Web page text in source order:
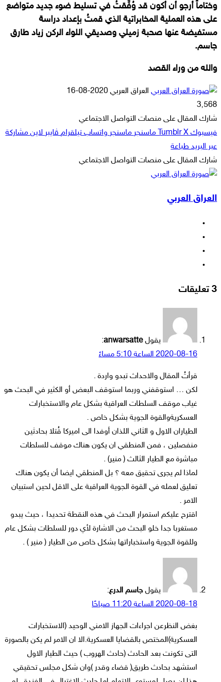
وختاماً أرجو أن أكون قد وُفِّقتُ في تسليط ضوء جديد متواضع
على هذه العملية المخابراتية الذي قمتُ بإعداد دراسة
مستفيضة عنها صحبة زميلي وصديقي اللواء الركن زياد طارق
جاسم.
والله من وراء القصد
العراق العربي أرسل
إلكترونيا
2020-08-16
3٬568
شارك المقال على منصات التواصل الاجتماعي
فيسبوك ‫X ماسنجر ماسنجر واتساب تيلقرام ڤايبر لاين مشاركة
عبر البريد طباعة
شارك المقال على منصات التواصل الاجتماعي
فيسبوك
‫X
ماسنجر
ماسنجر
واتساب
تيلقرام
ڤايبر
لاين
مشاركة
البريد
طباعة
العراق العربي
‫3 تعليقات
يقول anwarsatte
:
2020-08-16 الساعة 5:10 مساءً
قرأتُ المقال والاحداث تبدو واردة .
لكن … استوقفني وربما استوقف البعض أو الكثير في البحث هو
غياب موقف السلطات العراقية بشكل عام والاستخبارات
العسكريةوالقوة الجوية بشكل خاص .
الطياران الاول و الثاني اللذان أوفدا الى اميركا قُتلا بحادثين
منفصلين ، فمن المنطقي ان يكون هناك موقف للسلطات
مباشرة مع الطيار الثالث ( منير) .
لماذا لم يجرى تحقيق معه ؟ بل المنطقي ايضا أن يكون هناك
تعليق لعمله في القوة الجوية العراقية على الاقل لحين استبيان
الامر .
اقترح عليكم استمرار البحث في هذه النقطة تحديدا ، حيث يبدو
مستغربا جدا خلو البحث من الاشارة لأي دور للسلطات بشكل عام
وللقوة الجوية واستخباراتها بشكل خاص من الطيار ( منير ) .
يقول جاسم الدرع:
2020-08-18 الساعة 11:20 صباحًا
بغض النظرعن اجراءات الجهاز الامني الوحيد (الاستخبارات
العسكرية)المختص بالقضايا العسكرية.الا ان الامر لم يكن بالصورة
التى تكونت بعد الحادث (حادث الهروب ) حيث الطيار الاول
استشهد بحادث طريق( قضاء وقدر )وان شكل مجلس تحقيقي